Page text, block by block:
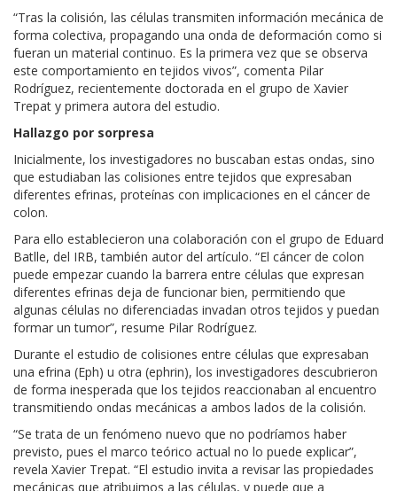
“Tras la colisión, las células transmiten información mecánica de
forma colectiva, propagando una onda de deformación como si
fueran un material continuo. Es la primera vez que se observa
este comportamiento en tejidos vivos”, comenta Pilar
Rodríguez, recientemente doctorada en el grupo de Xavier
Trepat y primera autora del estudio.
Hallazgo por sorpresa
Inicialmente, los investigadores no buscaban estas ondas, sino
que estudiaban las colisiones entre tejidos que expresaban
diferentes efrinas, proteínas con implicaciones en el cáncer de
colon.
Para ello establecieron una colaboración con el grupo de Eduard
Batlle, del IRB, también autor del artículo. “El cáncer de colon
puede empezar cuando la barrera entre células que expresan
diferentes efrinas deja de funcionar bien, permitiendo que
algunas células no diferenciadas invadan otros tejidos y puedan
formar un tumor”, resume Pilar Rodríguez.
Durante el estudio de colisiones entre células que expresaban
una efrina (Eph) u otra (ephrin), los investigadores descubrieron
de forma inesperada que los tejidos reaccionaban al encuentro
transmitiendo ondas mecánicas a ambos lados de la colisión.
“Se trata de un fenómeno nuevo que no podríamos haber
previsto, pues el marco teórico actual no lo puede explicar”,
revela Xavier Trepat. “El estudio invita a revisar las propiedades
mecánicas que atribuimos a las células, y puede que a